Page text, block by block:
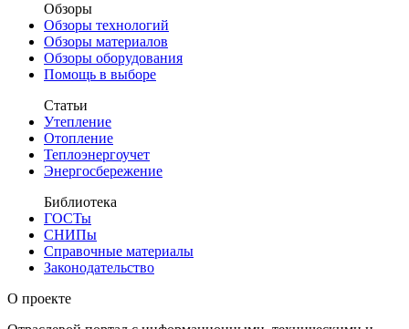
Обзоры
Обзоры технологий
Обзоры материалов
Обзоры оборудования
Помощь в выборе
Статьи
Утепление
Отопление
Теплоэнергоучет
Энергосбережение
Библиотека
ГОСТы
СНИПы
Справочные материалы
Законодательство
О проекте